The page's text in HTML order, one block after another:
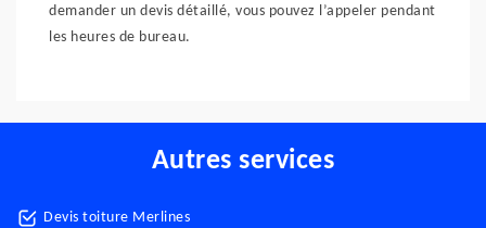
demander un devis détaillé, vous pouvez l’appeler pendant
les heures de bureau.
Autres services
Devis toiture Merlines